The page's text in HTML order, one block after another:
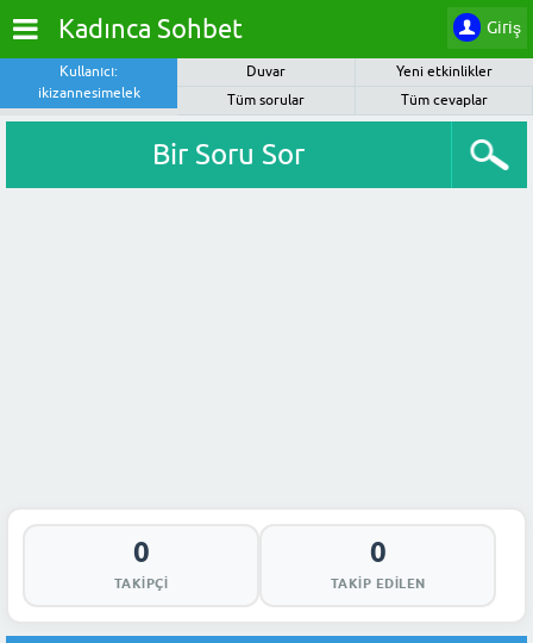
Giriş
Kadınca Sohbet
Kullanıcı:
ikizannesimelek
Duvar
Yeni etkinlikler
Tüm sorular
Tüm cevaplar
Bir Soru Sor
0
TAKIPÇI
0
TAKIP EDILEN